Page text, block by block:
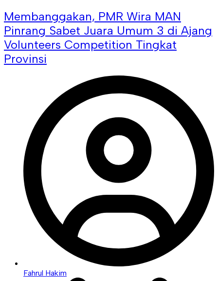
Membanggakan, PMR Wira MAN
Pinrang Sabet Juara Umum 3 di Ajang
Volunteers Competition Tingkat
Provinsi
Fahrul Hakim